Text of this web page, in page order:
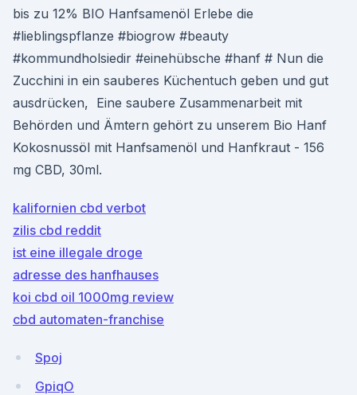
bis zu 12% BIO Hanfsamenöl Erlebe die
#lieblingspflanze #biogrow #beauty
#kommundholsiedir #einehübsche #hanf # Nun die
Zucchini in ein sauberes Küchentuch geben und gut
ausdrücken, Eine saubere Zusammenarbeit mit
Behörden und Ämtern gehört zu unserem Bio Hanf
Kokosnussöl mit Hanfsamenöl und Hanfkraut - 156
mg CBD, 30ml.
kalifornien cbd verbot
zilis cbd reddit
ist eine illegale droge
adresse des hanfhauses
koi cbd oil 1000mg review
cbd automaten-franchise
Spoj
GpiqO